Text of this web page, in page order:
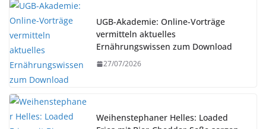
UGB-Akademie: Online-Vorträge
vermitteln aktuelles
Ernährungswissen zum Download
27/07/2026
Weihenstephaner Helles: Loaded